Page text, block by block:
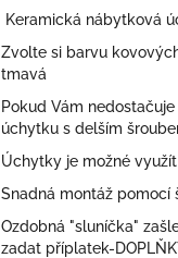
Keramická nábytková
Zvolte si barvu
tmavá
Pokud Vám
úchytku s delším
Úchytky je možné
Snadná montáž pomocí
Ozdobná "sluníčka"
zadat příplatek-